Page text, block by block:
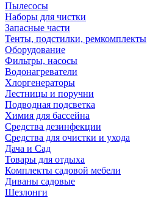
Пылесосы
Наборы для чистки
Запасные части
Тенты, подстилки, ремкомплекты
Оборудование
Фильтры, насосы
Водонагреватели
Хлоргенераторы
Лестницы и поручни
Подводная подсветка
Химия для бассейна
Средства дезинфекции
Средства для очистки и ухода
Дача и Сад
Товары для отдыха
Комплекты садовой мебели
Диваны садовые
Шезлонги